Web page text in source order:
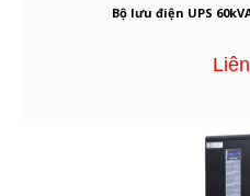
Bộ lưu điện UPS